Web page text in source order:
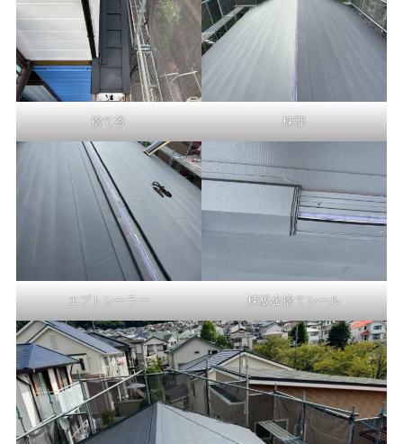
捨て谷 棟部
エプトシーラー 棟板金捨てシール